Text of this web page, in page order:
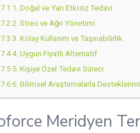
7.1 1. Doğal ve Yan Etkisiz Tedavi
7.22. Stres ve Ağrı Yönetimi
7.3 3. Kolay Kullanım ve Taşınabilirlik
7.44. Uygun Fiyatlı Alternatif
7.55. Kişiye Özel Tedavi Süreci
7.66. Bilimsel Araştırmalarla
Meridyen